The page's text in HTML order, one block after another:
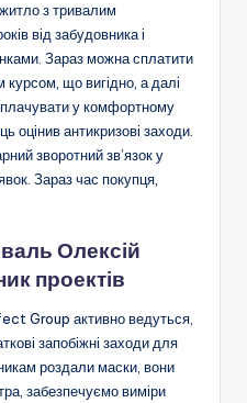
з тривалим
від забудовника і
Зараз можна сплатити
що вигідно, а далі
у комфортному
оцінив антикризові заходи.
зворотний зв’язок у
Зараз час покупця,
Олексій
проектів
Group активно ведуться,
запобіжні заходи для
роздали маски, вони
забезпечуємо виміри